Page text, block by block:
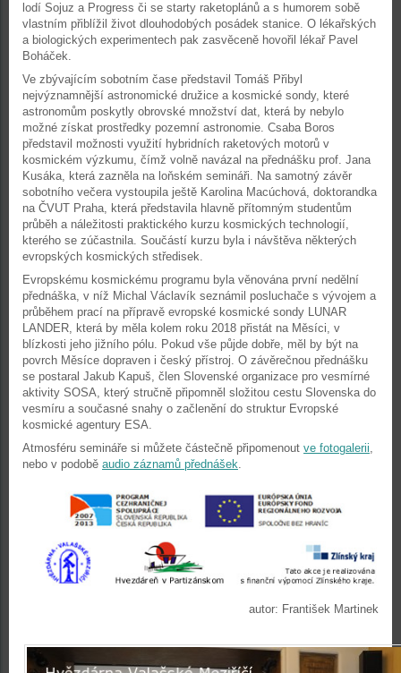
lodí Sojuz a Progress či se starty raketoplánů a s humorem sobě
vlastním přiblížil život dlouhodobých posádek stanice. O lékařských
a biologických experimentech pak zasvěceně hovořil lékař Pavel
Boháček.
Ve zbývajícím sobotním čase představil Tomáš Přibyl
nejvýznamnější astronomické družice a kosmické sondy, které
astronomům poskytly obrovské množství dat, která by nebylo
možné získat prostředky pozemní astronomie. Csaba Boros
představil možnosti využití hybridních raketových motorů v
kosmickém výzkumu, čímž volně navázal na přednášku prof. Jana
Kusáka, která zazněla na loňském semináři. Na samotný závěr
sobotního večera vystoupila ještě Karolina Macúchová, doktorandka
na ČVUT Praha, která představila hlavně přítomným studentům
průběh a náležitosti praktického kurzu kosmických technologií,
kterého se zúčastnila. Součástí kurzu byla i návštěva některých
evropských kosmických středisek.
Evropskému kosmickému programu byla věnována první nedělní
přednáška, v níž Michal Václavík seznámil posluchače s vývojem a
průběhem prací na přípravě evropské kosmické sondy LUNAR
LANDER, která by měla kolem roku 2018 přistát na Měsíci, v
blízkosti jeho jižního pólu. Pokud vše půjde dobře, měl by být na
povrch Měsíce dopraven i český přístroj. O závěrečnou přednášku
se postaral Jakub Kapuš, člen Slovenské organizace pro vesmírné
aktivity SOSA, který stručně připomněl složitou cestu Slovenska do
vesmíru a současné snahy o začlenění do struktur Evropské
kosmické agentury ESA.
Atmosféru semináře si můžete částečně připomenout ve fotogalerii,
nebo v podobě audio záznamů přednášek.
autor: František Martinek